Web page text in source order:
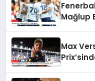
Mağlup
Max